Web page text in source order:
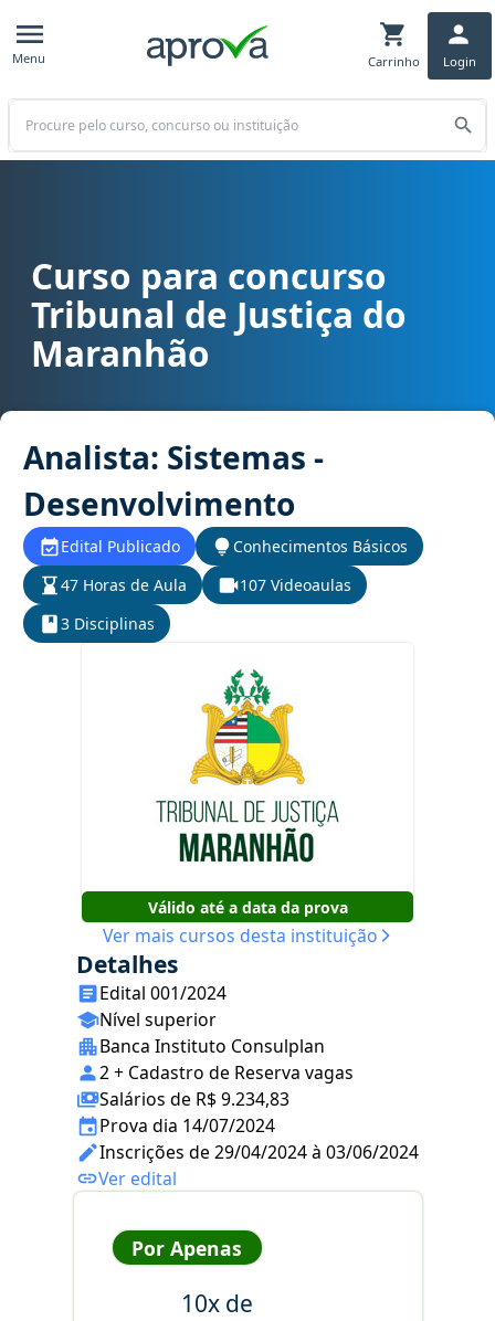
Menu Carrinho Login
Buscar
Curso para concurso TJ MA - Tribunal de Justiça do Maranhão
Curso para concurso
Tribunal de Justiça do
Maranhão
Analista: Sistemas -
Desenvolvimento
Edital Publicado
Conhecimentos Básicos
47 Horas de Aula
107 Videoaulas
3 Disciplinas
Válido até a data da prova
Ver mais cursos desta instituição
Detalhes
Edital 001/2024
Nível superior
Banca Instituto Consulplan
2 + Cadastro de Reserva vagas
Salários de R$ 9.234,83
Prova dia 14/07/2024
Inscrições de 29/04/2024 à 03/06/2024
Ver edital
Por Apenas
10x de